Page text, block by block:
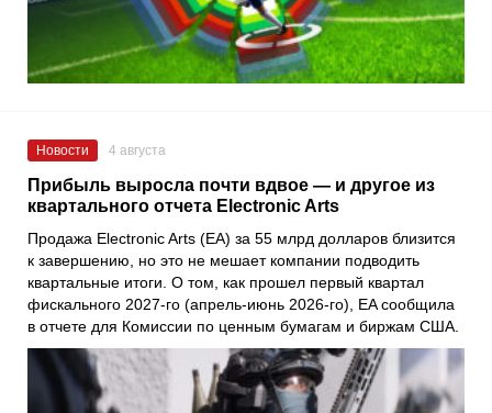
Новости 4 августа
Прибыль выросла почти вдвое — и другое из
квартального отчета Electronic Arts
Продажа Electronic Arts (EA) за 55 млрд долларов близится
к завершению, но это не мешает компании подводить
квартальные итоги. О том, как прошел первый квартал
фискального 2027-го (апрель-июнь 2026-го), EA сообщила
в отчете для Комиссии по ценным бумагам и биржам США.